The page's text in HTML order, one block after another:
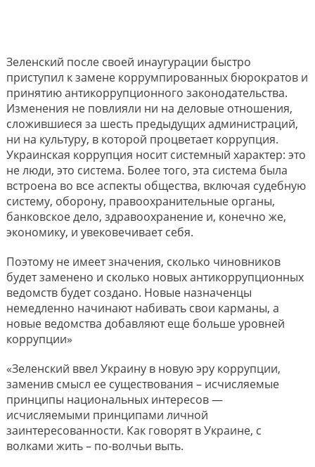
Зеленский после своей инаугурации быстро
приступил к замене коррумпированных бюрократов и
принятию антикоррупционного законодательства.
Изменения не повлияли ни на деловые отношения,
сложившиеся за шесть предыдущих администраций,
ни на культуру, в которой процветает коррупция.
Украинская коррупция носит системный характер: это
не люди, это система. Более того, эта система была
встроена во все аспекты общества, включая судебную
систему, оборону, правоохранительные органы,
банковское дело, здравоохранение и, конечно же,
экономику, и увековечивает себя.
Поэтому не имеет значения, сколько чиновников
будет заменено и сколько новых антикоррупционных
ведомств будет создано. Новые назначенцы
немедленно начинают набивать свои карманы, а
новые ведомства добавляют еще больше уровней
коррупции»
«Зеленский ввел Украину в новую эру коррупции,
заменив смысл ее существования – исчисляемые
принципы национальных интересов —
исчисляемыми принципами личной
заинтересованности. Как говорят в Украине, с
волками жить – по-волчьи выть.